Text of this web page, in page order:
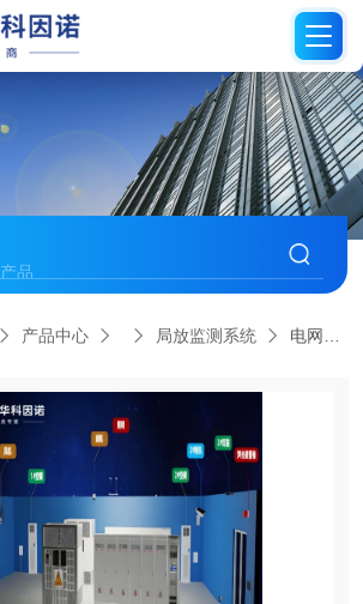
产品中心 局放监测系统 电网高频局放在线监测系统-可视化